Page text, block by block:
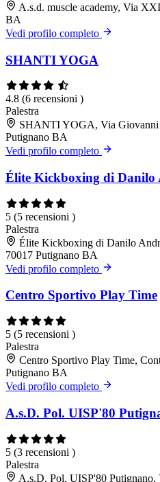
A.s.d. muscle academy, Via
BA
Vedi profilo completo
SHANTI YOGA
4.8 (6 recensioni )
Palestra
SHANTI YOGA, Via Giovanni
Putignano BA
Vedi profilo completo
Élite Kickboxing di Danilo
5 (5 recensioni )
Palestra
Élite Kickboxing di Danilo
70017 Putignano BA
Vedi profilo completo
Centro Sportivo Play Time
5 (5 recensioni )
Palestra
Centro Sportivo Play Time,
Putignano BA
Vedi profilo completo
A.s.D. Pol. UISP'80
5 (3 recensioni )
Palestra
A.s.D. Pol. UISP'80 Putignano,